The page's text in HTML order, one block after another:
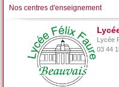
Nos centres d'enseignement
Lycée
03 44